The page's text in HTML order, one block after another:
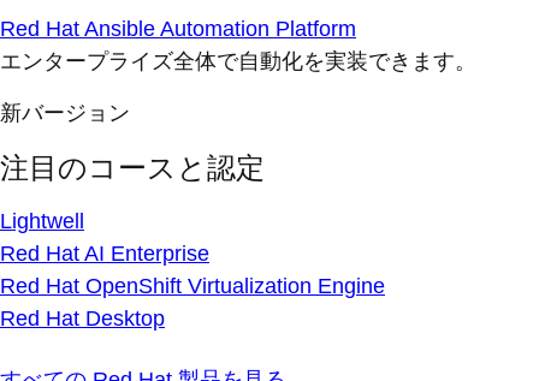
Red Hat Ansible Automation Platform
エンタープライズ全体で自動化を実装できます。
新バージョン
注目のコースと認定
Lightwell
Red Hat AI Enterprise
Red Hat OpenShift Virtualization Engine
Red Hat Desktop